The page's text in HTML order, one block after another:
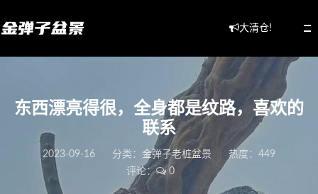
大清仓!
东西漂亮得很，全身都是纹路，喜欢的
联系
2023-09-16 分类： 金弹子老桩盆景
热度：449
评论：
0